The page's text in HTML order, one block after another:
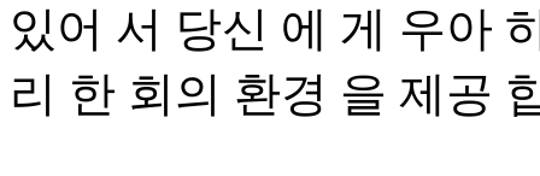
있어 서 당신 에 게 우아
리 한 회의 환경 을 제공